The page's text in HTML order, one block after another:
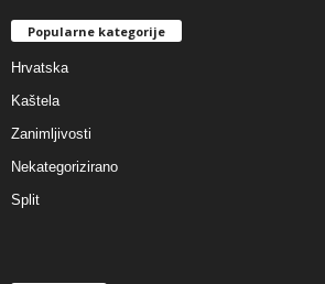
Popularne kategorije
Hrvatska
Kaštela
Zanimljivosti
Nekategorizirano
Split